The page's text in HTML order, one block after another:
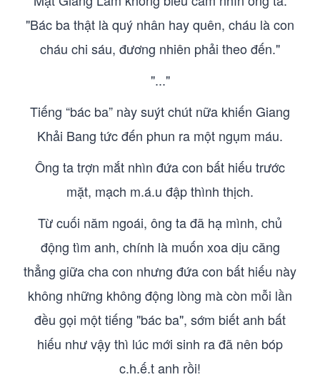
"Bác ba thật là quý nhân hay quên, cháu là con
cháu chi sáu, đương nhiên phải theo đến."
"..."
Tiếng “bác ba” này suýt chút nữa khiến Giang
Khải Bang tức đến phun ra một ngụm máu.
Ông ta trợn mắt nhìn đứa con bất hiếu trước
mặt, mạch m.á.u đập thình thịch.
Từ cuối năm ngoái, ông ta đã hạ mình, chủ
động tìm anh, chính là muốn xoa dịu căng
thẳng giữa cha con nhưng đứa con bất hiếu này
không những không động lòng mà còn mỗi lần
đều gọi một tiếng "bác ba", sớm biết anh bất
hiếu như vậy thì lúc mới sinh ra đã nên bóp
c.h.ế.t anh rồi!